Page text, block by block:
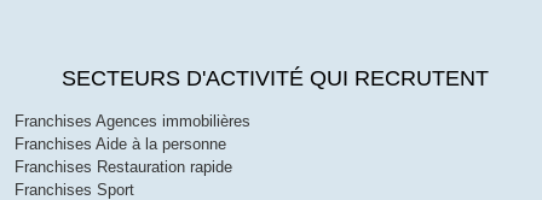
SECTEURS D'ACTIVITÉ QUI RECRUTENT
Franchises Agences immobilières
Franchises Aide à la personne
Franchises Restauration rapide
Franchises Sport